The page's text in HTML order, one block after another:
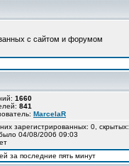
с сайтом и форумом
1660
841
MarcelaR
них зарегистрированных: 0,
04/08/2006 09:03
за последние пять минут